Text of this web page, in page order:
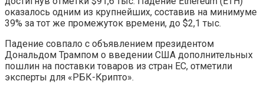
оказалось одним из крупнейших, составив на минимуме
39% за тот же промежуток времени, до $2,1 тыс.
Падение совпало с объявлением президентом
Дональдом Трампом о введении США дополнительных
пошлин на поставки товаров из стран ЕС, отметили
эксперты для «РБК-Крипто».